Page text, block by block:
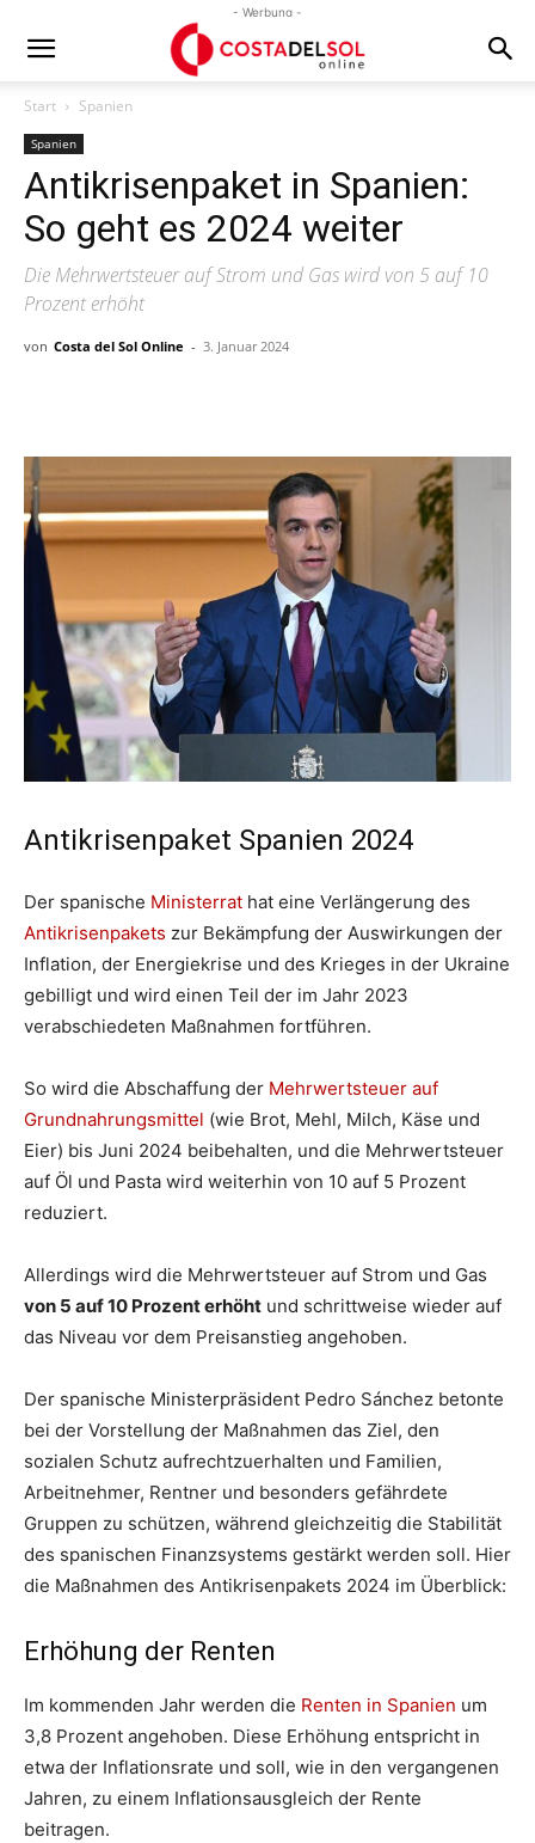
- Werbung -
Start Spanien
Spanien
Antikrisenpaket in Spanien:
So geht es 2024 weiter
Die Mehrwertsteuer auf Strom und Gas wird von 5 auf 10
Prozent erhöht
von Costa del Sol Online - 3. Januar 2024
Antikrisenpaket Spanien 2024
Der spanische Ministerrat hat eine Verlängerung des
Antikrisenpakets zur Bekämpfung der Auswirkungen der
Inflation, der Energiekrise und des Krieges in der Ukraine
gebilligt und wird einen Teil der im Jahr 2023
verabschiedeten Maßnahmen fortführen.
So wird die Abschaffung der Mehrwertsteuer auf
Grundnahrungsmittel (wie Brot, Mehl, Milch, Käse und
Eier) bis Juni 2024 beibehalten, und die Mehrwertsteuer
auf Öl und Pasta wird weiterhin von 10 auf 5 Prozent
reduziert.
Allerdings wird die Mehrwertsteuer auf Strom und Gas
von 5 auf 10 Prozent erhöht und schrittweise wieder auf
das Niveau vor dem Preisanstieg angehoben.
Der spanische Ministerpräsident Pedro Sánchez betonte
bei der Vorstellung der Maßnahmen das Ziel, den
sozialen Schutz aufrechtzuerhalten und Familien,
Arbeitnehmer, Rentner und besonders gefährdete
Gruppen zu schützen, während gleichzeitig die Stabilität
des spanischen Finanzsystems gestärkt werden soll. Hier
die Maßnahmen des Antikrisenpakets 2024 im Überblick:
Erhöhung der Renten
Im kommenden Jahr werden die Renten in Spanien um
3,8 Prozent angehoben. Diese Erhöhung entspricht in
etwa der Inflationsrate und soll, wie in den vergangenen
Jahren, zu einem Inflationsausgleich der Rente
beitragen.